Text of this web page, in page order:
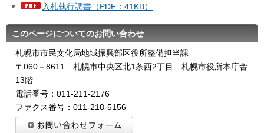
入札執行調書（PDF：41KB）
このページについてのお問い合わせ
札幌市市民文化局地域振興部区役所整備担当課
〒060－8611 札幌市中央区北1条西2丁目 札幌市役所本庁舎
13階
電話番号：011-211-2176
ファクス番号：011-218-5156